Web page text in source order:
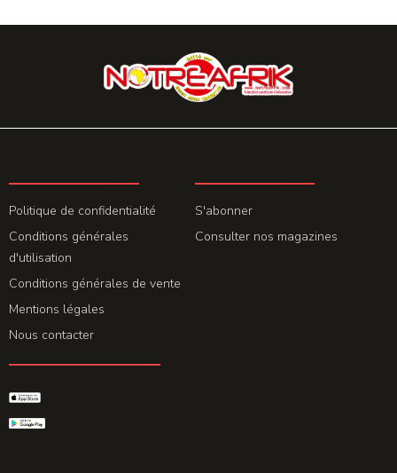
Politique de confidentialité
Conditions générales
d'utilisation
Conditions générales de vente
Mentions légales
Nous contacter
S'abonner
Consulter nos magazines